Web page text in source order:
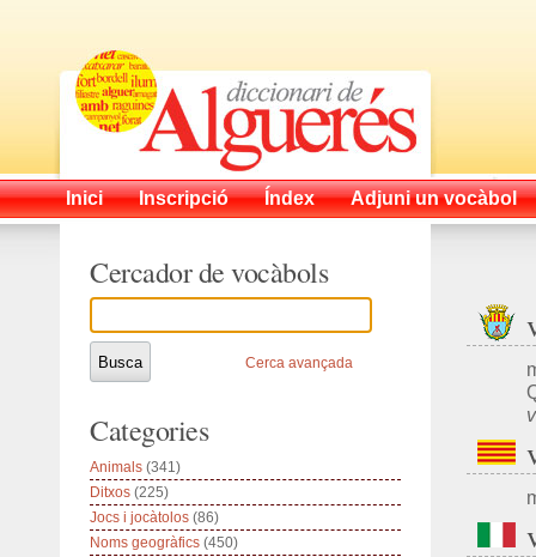
Inici Inscripció Índex Adjuni un vocàbol
Cercador de vocàbols
Cerca avançada
Categories
Animals (341)
Ditxos (225)
Jocs i jocàtolos (86)
Noms geogràfics (450)